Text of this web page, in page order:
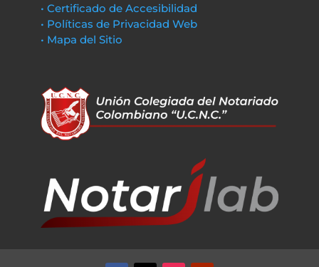
• Certificado de Accesibilidad
• Políticas de Privacidad Web
• Mapa del Sitio